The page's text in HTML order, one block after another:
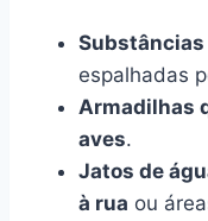
espalhadas
Armadilhas
aves.
Jatos de
à rua ou